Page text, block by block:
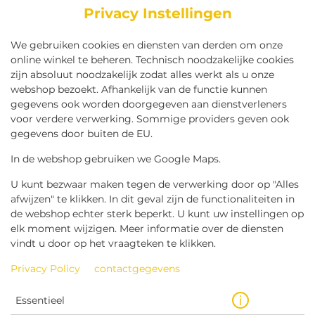
Privacy Instellingen
We gebruiken cookies en diensten van derden om onze
online winkel te beheren. Technisch noodzakelijke cookies
zijn absoluut noodzakelijk zodat alles werkt als u onze
webshop bezoekt. Afhankelijk van de functie kunnen
gegevens ook worden doorgegeven aan dienstverleners
voor verdere verwerking. Sommige providers geven ook
gegevens door buiten de EU.
In de webshop gebruiken we Google Maps.
U kunt bezwaar maken tegen de verwerking door op "Alles
afwijzen" te klikken. In dit geval zijn de functionaliteiten in
de webshop echter sterk beperkt. U kunt uw instellingen op
elk moment wijzigen. Meer informatie over de diensten
vindt u door op het vraagteken te klikken.
Privacy Policy contactgegevens
Essentieel